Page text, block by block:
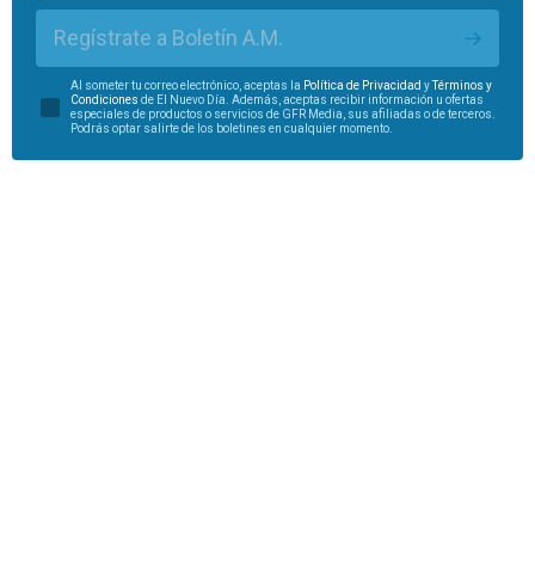
Regístrate a Boletín A.M.
Al someter tu correo electrónico, aceptas la Política de Privacidad yTérminos y
Condiciones de El Nuevo Día. Además, aceptas recibir información u ofertas
especiales de productos o servicios de GFR Media, sus afiliadas o de terceros.
Podrás optar salirte de los boletines en cualquier momento.